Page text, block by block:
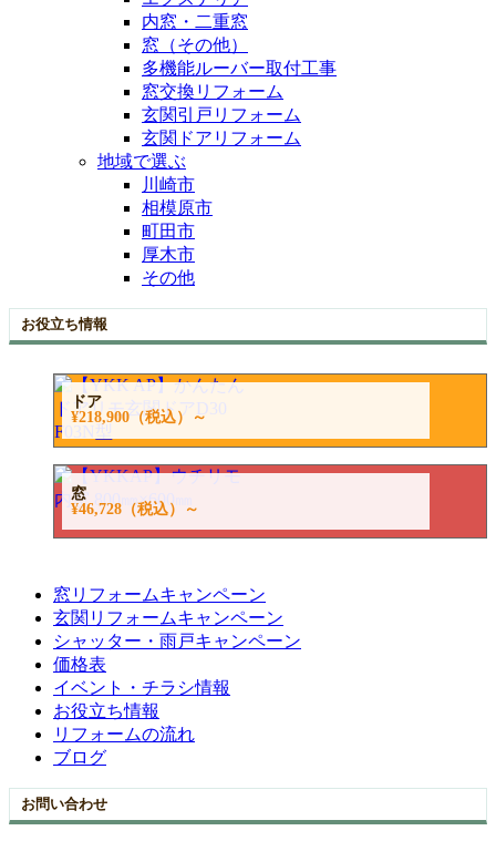
内窓・二重窓
窓（その他）
多機能ルーバー取付工事
窓交換リフォーム
玄関引戸リフォーム
玄関ドアリフォーム
地域で選ぶ
川崎市
相模原市
町田市
厚木市
その他
お役立ち情報
ドア
¥218,900（税込）～
窓
¥46,728（税込）～
窓リフォームキャンペーン
玄関リフォームキャンペーン
シャッター・雨戸キャンペーン
価格表
イベント・チラシ情報
お役立ち情報
リフォームの流れ
ブログ
お問い合わせ